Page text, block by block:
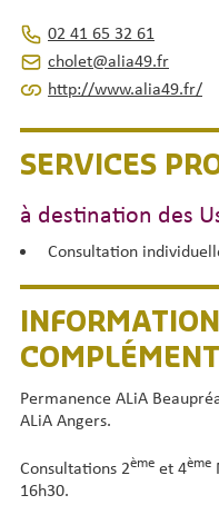
02 41 65 32 61
cholet@alia49.fr
http://www.alia49.fr/
SERVICES
à destination des
Consultation
Permanence ALiA
ALiA Angers.
Consultations 2ème et 4ème
16h30.